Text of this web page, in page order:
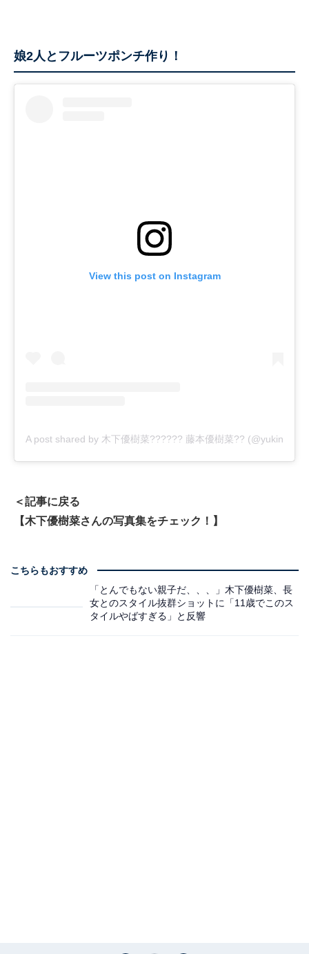
娘2人とフルーツポンチ作り！
View this post on Instagram
A post shared by 木下優樹菜?????? 藤本優樹菜??
＜記事に戻る
【木下優樹菜さんの写真集をチェック！】
こちらもおすすめ
「とんでもない親子だ、、、」木下優樹菜、長
女とのスタイル抜群ショットに「11歳でこのス
タイルやばすぎる」と反響